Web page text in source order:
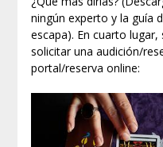
ningún experto y la guía
escapa). En cuarto
solicitar una audición/
portal/reserva online: